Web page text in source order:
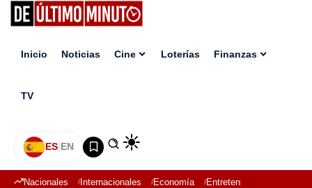
Inicio Noticias Cine Loterías Finanzas
TV
ES|EN
Nacionales Internacionales Economía Entretenimiento